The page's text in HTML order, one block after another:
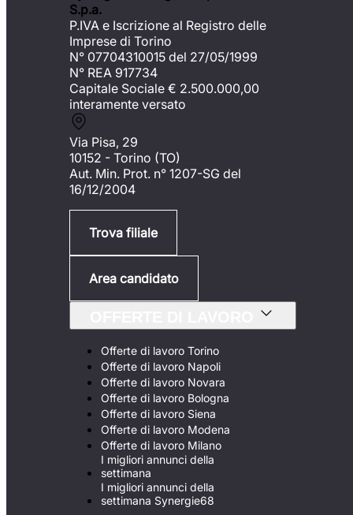
S.p.a.
P.IVA e Iscrizione al Registro delle
Imprese di Torino
N° 07704310015 del 27/05/1999
N° REA 917734
Capitale Sociale € 2.500.000,00
interamente versato
Via Pisa, 29
10152 - Torino (TO)
Aut. Min. Prot. n° 1207-SG del
16/12/2004
Trova filiale
Area candidato
Offerte di lavoro Torino
Offerte di lavoro Napoli
Offerte di lavoro Novara
Offerte di lavoro Bologna
Offerte di lavoro Siena
Offerte di lavoro Modena
Offerte di lavoro Milano
I migliori annunci della
settimana
I migliori annunci della
settimana Synergie68